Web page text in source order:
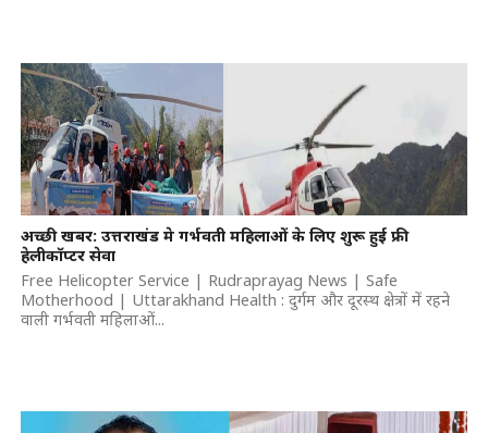
अच्छी खबर: उत्तराखंड मे गर्भवती महिलाओं के लिए शुरू हुई फ्री
हेलीकॉप्टर सेवा
Free Helicopter Service | Rudraprayag News | Safe
Motherhood | Uttarakhand Health : दुर्गम और दूरस्थ क्षेत्रों में रहने
वाली गर्भवती महिलाओं...